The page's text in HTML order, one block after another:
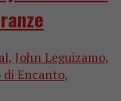
John Leguizamo,
di Encanto,